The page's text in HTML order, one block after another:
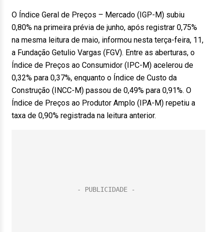
O Índice Geral de Preços – Mercado (IGP-M) subiu
0,80% na primeira prévia de junho, após registrar 0,75%
na mesma leitura de maio, informou nesta terça-feira, 11,
a Fundação Getulio Vargas (FGV). Entre as aberturas, o
Índice de Preços ao Consumidor (IPC-M) acelerou de
0,32% para 0,37%, enquanto o Índice de Custo da
Construção (INCC-M) passou de 0,49% para 0,91%. O
Índice de Preços ao Produtor Amplo (IPA-M) repetiu a
taxa de 0,90% registrada na leitura anterior.